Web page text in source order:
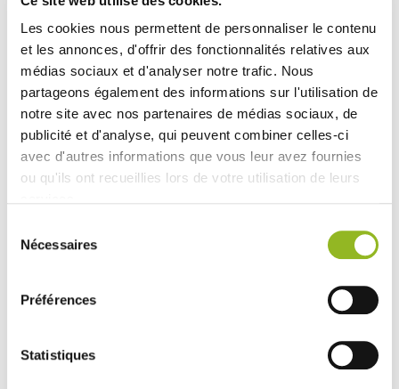
Les cookies nous permettent de personnaliser le contenu
et les annonces, d'offrir des fonctionnalités relatives aux
médias sociaux et d'analyser notre trafic. Nous
partageons également des informations sur l'utilisation de
notre site avec nos partenaires de médias sociaux, de
publicité et d'analyse, qui peuvent combiner celles-ci
avec d'autres informations que vous leur avez fournies
ou qu'ils ont recueillies lors de votre utilisation de leurs
Nécessaires
Préférences
Statistiques
differenziare e da riciclare, pratica per un utilizzo
efficiente e organizzato.
Vedi accessori
120 mm per
- 120x120x42 mm